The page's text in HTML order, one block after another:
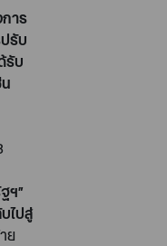
าร
รับ
รับ
ฯ”
ไปสู่
ย